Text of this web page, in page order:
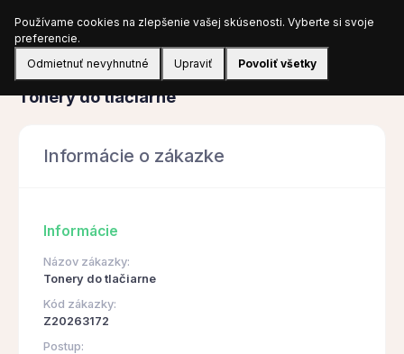
Prihlásiť sa
Obstarávanie
Tonery do tlačiarne
Informácie o zákazke
Informácie
Názov zákazky:
Tonery do tlačiarne
Kód zákazky:
Z20263172
Postup:
Používame cookies na zlepšenie vašej skúsenosti. Vyberte si svoje
preferencie.
Odmietnuť nevyhnutné
Upraviť Povoliť všetky